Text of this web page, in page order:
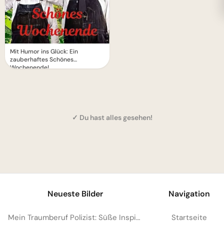
Mit Humor ins Glück: Ein
zauberhaftes Schönes
Wochenende!
✓ Du hast alles gesehen!
Neueste Bilder
Mein Traumberuf Polizist: Süße Inspiration für kleine Helden auf WhatsApp!
Navigation
Startseite